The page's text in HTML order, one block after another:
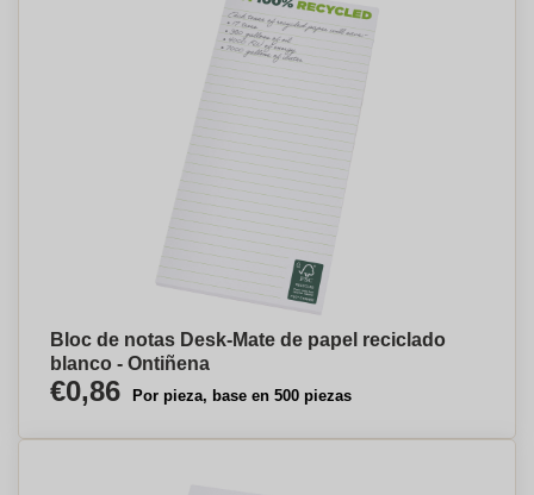
Bloc de notas Desk-Mate de papel reciclado
blanco - Ontiñena
€0,86 Por pieza, base en 500 piezas